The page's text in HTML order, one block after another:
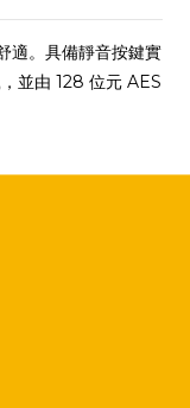
。具備靜音按鍵實
並由 128 位元 AES